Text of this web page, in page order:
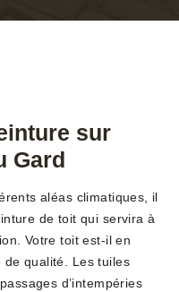
sur
Gard
aléas climatiques, il
de toit qui servira à
Votre toit est-il en
de qualité. Les tuiles
d’intempéries